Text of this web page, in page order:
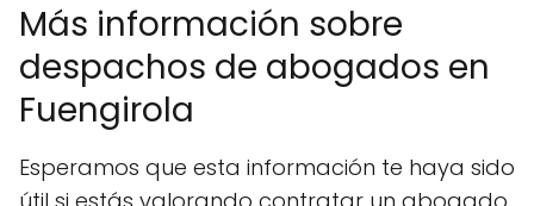
Más información sobre
despachos de abogados en
Fuengirola
Esperamos que esta información te haya sido